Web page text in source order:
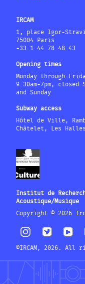
IRCAM
1, place Igor-
75004 Paris
+33 1 44 78 48 43
Opening times
Monday through
9:30am-7pm, closed
and Sunday
Subway access
Hôtel de Ville,
Châtelet, Les Halles
Institut de
Acoustique/Musique
Copyright © 2026
©IRCAM, 2026. All